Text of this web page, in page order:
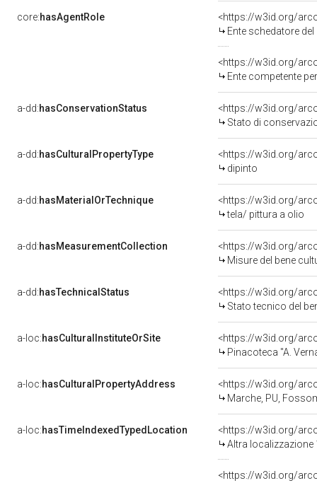
core:hasAgentRole
<https://w3id.org/
Ente schedatore
<https://w3id.org/
Ente competente per tutela
a-dd:hasConservationStatus
<https://w3id.org/
Stato di
a-dd:hasCulturalPropertyType
<https://w3id.org/
dipinto
a-dd:hasMaterialOrTechnique
<https://w3id.org/
tela/ pittura a olio
a-dd:hasMeasurementCollection
<https://w3id.org/
Misure del bene
a-dd:hasTechnicalStatus
<https://w3id.org/
Stato tecnico del
a-loc:hasCulturalInstituteOrSite
<https://w3id.org/
Pinacoteca "A.
a-loc:hasCulturalPropertyAddress
<https://w3id.org/
Marche, PU,
a-loc:hasTimeIndexedTypedLocation
<https://w3id.org/
Altra localizzazione
<https://w3id.org/